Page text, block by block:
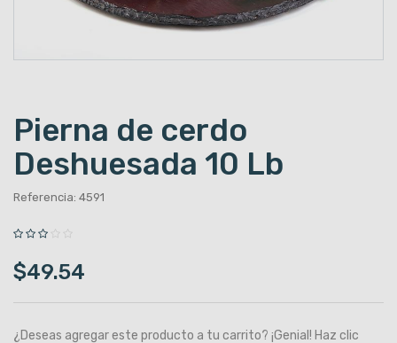
Pierna de cerdo
Deshuesada 10 Lb
Referencia: 4591
$49.54
¿Deseas agregar este producto a tu carrito? ¡Genial! Haz clic